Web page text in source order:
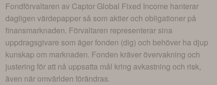
Fondförvaltaren av Captor Global Fixed Income hanterar
dagligen värdepapper så som aktier och obligationer på
finansmarknaden. Förvaltaren representerar sina
uppdragsgivare som äger fonden (dig) och behöver ha djup
kunskap om marknaden. Fonden kräver övervakning och
justering för att nå uppsatta mål kring avkastning och risk,
även när omvärlden förändras.